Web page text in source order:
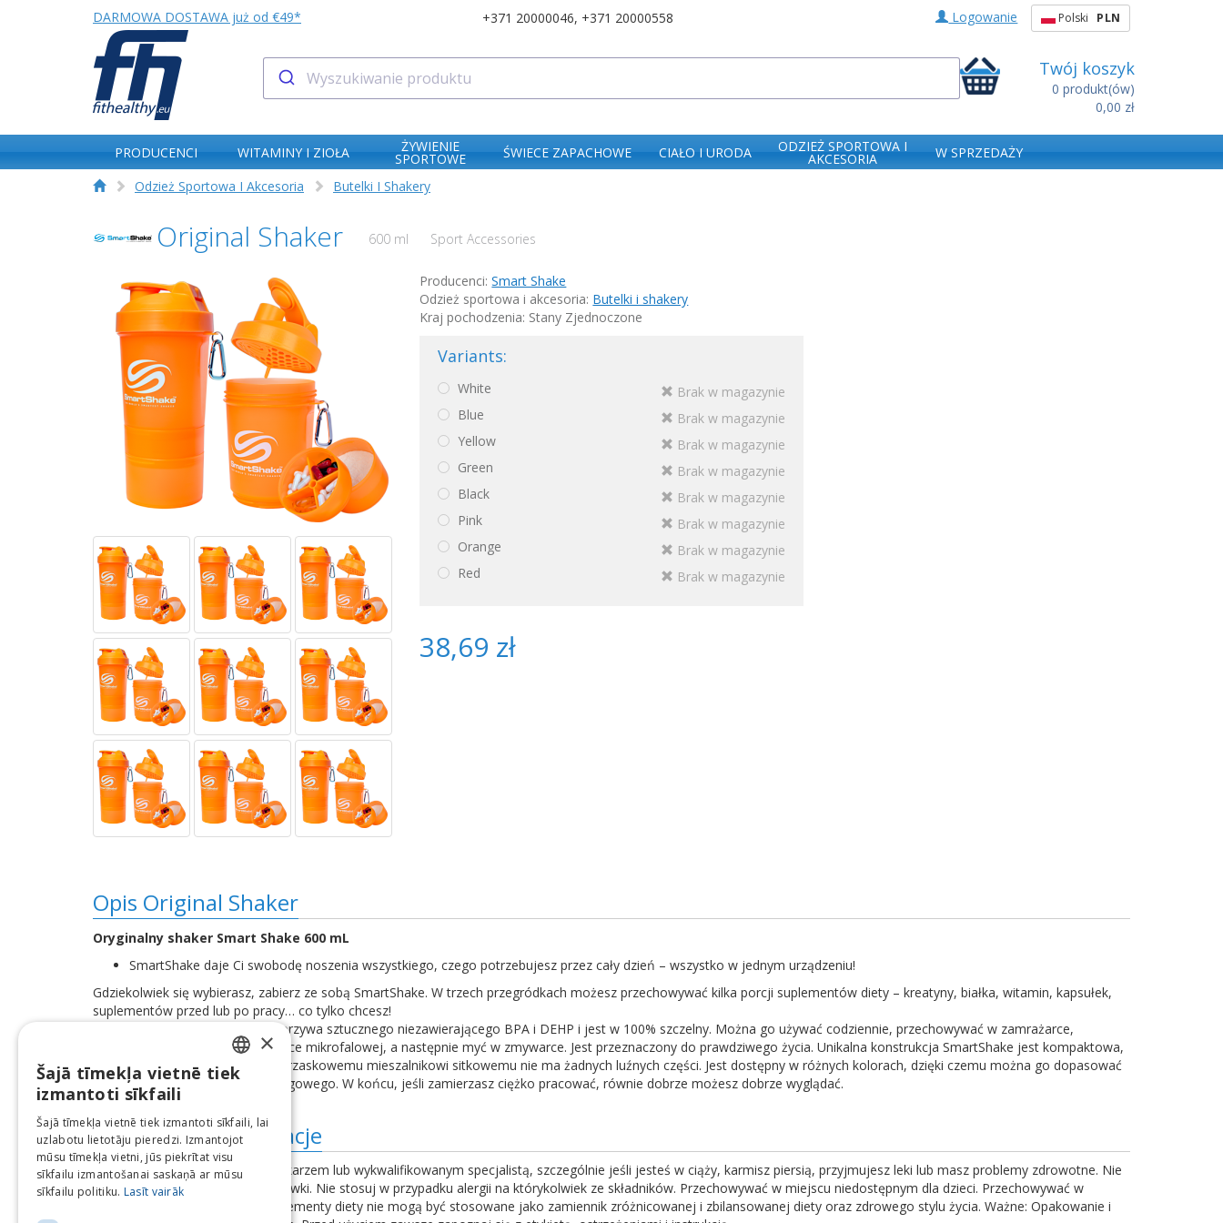
DARMOWA DOSTAWA już od €49* +371 20000046, +371 20000558 Logowanie Polski PLN
Twój koszyk
0 produkt(ów)
0,00 zł
PRODUCENCI WITAMINY I ZIOŁA ŻYWIENIE
SPORTOWE ŚWIECE ZAPACHOWE CIAŁO I URODA ODZIEŻ SPORTOWA I
AKCESORIA
W SPRZEDAŻY
Odzież Sportowa I Akcesoria
Butelki I Shakery
Original Shaker 600 ml Sport Accessories
Producenci:Smart Shake
Odzież sportowa i akcesoria: Butelki i shakery
Kraj pochodzenia: Stany Zjednoczone
Variants:
White
Brak w magazynie
Blue
Brak w magazynie
Yellow
Brak w magazynie
Green
Brak w magazynie
Black
Brak w magazynie
Pink
Brak w magazynie
Orange
Brak w magazynie
Red
Brak w magazynie
38,69 zł
Opis Original Shaker
Oryginalny shaker Smart Shake 600 mL
SmartShake daje Ci swobodę noszenia wszystkiego, czego potrzebujesz przez cały dzień – wszystko w jednym urządzeniu!
Gdziekolwiek się wybierasz, zabierz ze sobą SmartShake. W trzech przegródkach możesz przechowywać kilka porcji suplementów diety – kreatyny, białka, witamin, kapsułek,
suplementów przed lub po pracy… co tylko chcesz!
SmartShake jest wykonany z tworzywa sztucznego niezawierającego BPA i DEHP i jest w 100% szczelny. Można go używać codziennie, przechowywać w zamrażarce,
podgrzewać zawartość w kuchence mikrofalowej, a następnie myć w zmywarce. Jest przeznaczony do prawdziwego życia. Unikalna konstrukcja SmartShake jest kompaktowa,
a jednocześnie lekka. A dzięki zatrzaskowemu mieszalnikowi sitkowemu nie ma żadnych luźnych części. Jest dostępny w różnych kolorach, dzięki czemu można go dopasować
nawet do swojego sprzętu treningowego. W końcu, jeśli zamierzasz ciężko pracować, równie dobrze możesz dobrze wyglądać.
Dodatkowe informacje
Przed użyciem skonsultuj się z lekarzem lub wykwalifikowanym specjalistą, szczególnie jeśli jesteś w ciąży, karmisz piersią, przyjmujesz leki lub masz problemy zdrowotne. Nie
przekraczaj zalecanej dziennej dawki. Nie stosuj w przypadku alergii na którykolwiek ze składników. Przechowywać w miejscu niedostępnym dla dzieci. Przechowywać w
chłodnym i suchym miejscu. Suplementy diety nie mogą być stosowane jako zamiennik zróżnicowanej i zbilansowanej diety oraz zdrowego stylu życia. Ważne: Opakowanie i
LATVIAN
LITHUANIAN
ESTONIAN
×
Šajā tīmekļa vietnē tiek
izmantoti sīkfaili
Šajā tīmekļa vietnē tiek izmantoti sīkfaili, lai
uzlabotu lietotāju pieredzi. Izmantojot
mūsu tīmekļa vietni, jūs piekrītat visu
sīkfailu izmantošanai saskaņā ar mūsu
sīkfailu politiku. Lasīt vairāk